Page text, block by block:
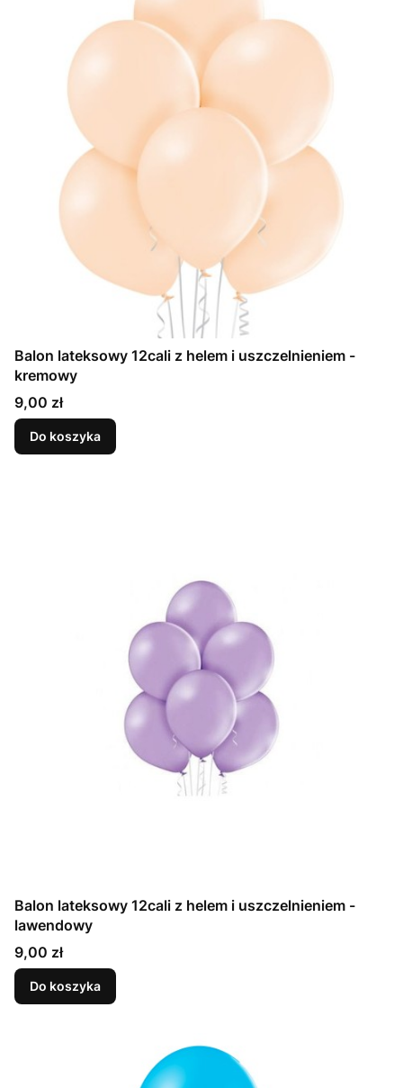
Balon lateksowy 12cali z helem i uszczelnieniem -
kremowy
Cena
9,00 zł
Do koszyka
Balon lateksowy 12cali z helem i uszczelnieniem -
lawendowy
Cena
9,00 zł
Do koszyka